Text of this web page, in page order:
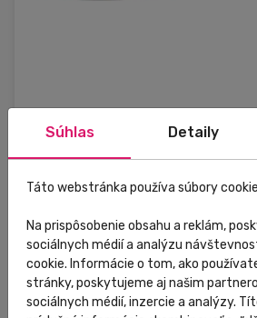
Externý sklad
Formthotics
Formthotics RUN Dual
71,00 €
Súhlas Detaily
Táto webstránka používa súbory
Na prispôsobenie obsahu a reklám,
sociálnych médií a analýzu
cookie. Informácie o tom, ako
stránky, poskytujeme aj našim
sociálnych médií, inzercie a analýzy.